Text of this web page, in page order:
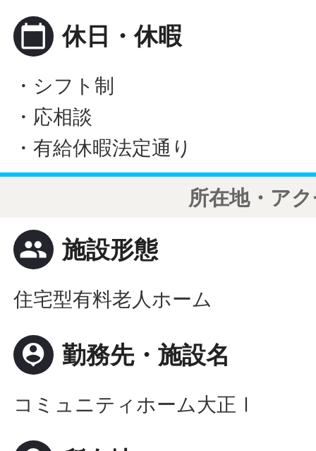
calendar_today 休日・休暇
・シフト制
・応相談
・有給休暇法定通り
所在地・ア
people 施設形態
住宅型有料老人ホーム
person_pin 勤務先・施設名
コミュニティホーム大正Ⅰ